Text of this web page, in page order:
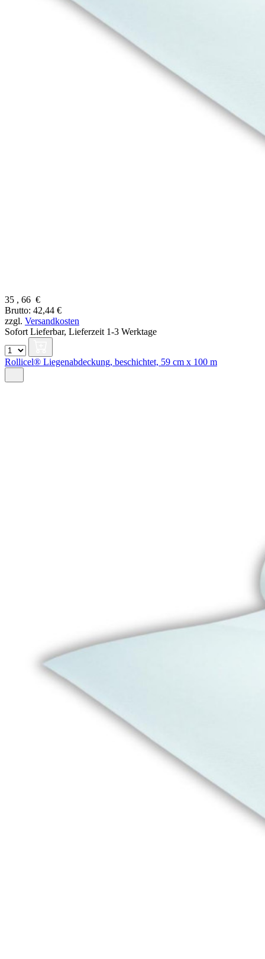
35 , 66 €
Brutto: 42,44 €
zzgl. Versandkosten
Sofort Lieferbar, Lieferzeit 1-3 Werktage
Rollicel® Liegenabdeckung, beschichtet, 59 cm x 100 m